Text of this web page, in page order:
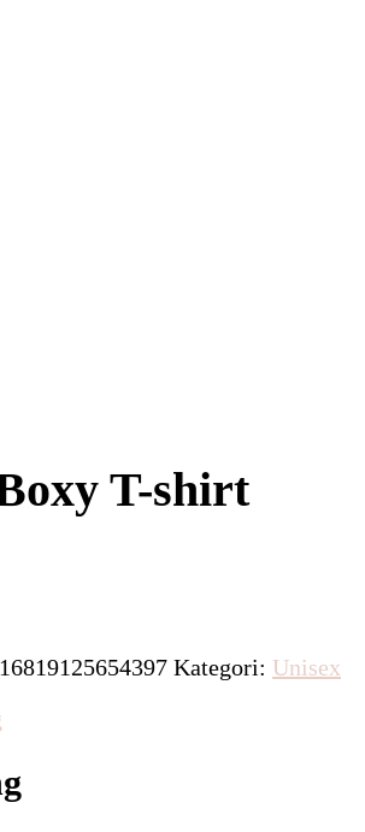
T-shirt
Kategori: Unisex